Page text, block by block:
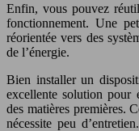
Enfin, vous pouvez
fonctionnement. Une
réorientée vers des
de l’énergie.
Bien installer un
excellente solution pour
des matières premières.
nécessite peu